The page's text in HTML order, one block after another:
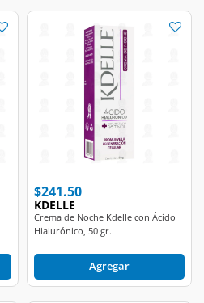
$241.50
KDELLE
Crema de Noche Kdelle con Ácido
Hialurónico, 50 gr.
Agregar